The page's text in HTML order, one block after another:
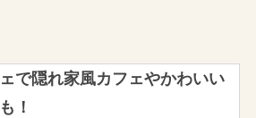
で隠れ家風カフェやかわいい
！